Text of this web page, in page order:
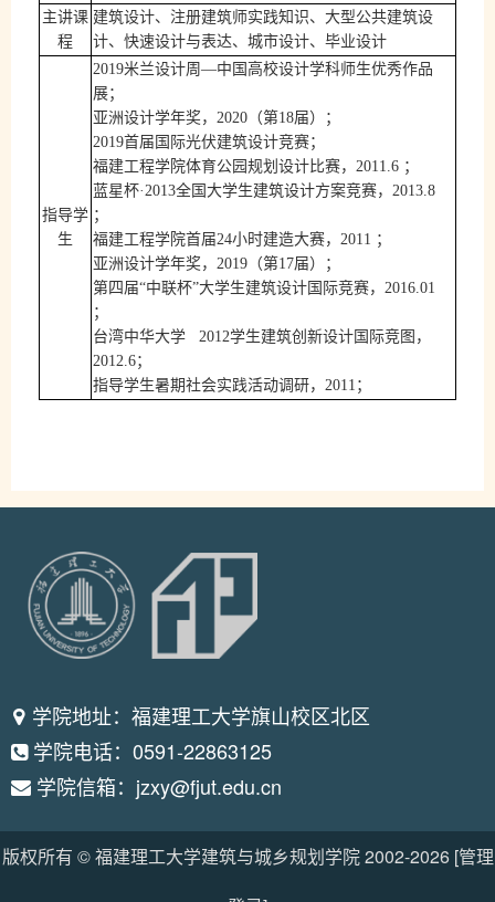
主讲课
程
建筑设计、注册建筑师实践知识、大型公共建筑设
计、快速设计与表达、城市设计、毕业设计
指导学
生
2019米兰设计周—中国高校设计学科师生优秀作品
展；
亚洲设计学年奖， 2020 （第18届）；
2019首届国际光伏建筑设计竞赛；
福建工程学院体育公园规划设计比赛， 2011.6 ；
蓝星杯·2013全国大学生建筑设计方案竞赛， 2013.8
；
福建工程学院首届24小时建造大赛， 2011 ；
亚洲设计学年奖， 2019 （第17届）；
第四届“中联杯”大学生建筑设计国际竞赛， 2016.01
；
台湾中华大学 2012学生建筑创新设计国际竞图，
2012.6；
指导学生暑期社会实践活动调研， 2011 ；
学院地址：福建理工大学旗山校区北区
学院电话：0591-22863125
学院信箱：jzxy@fjut.edu.cn
版权所有 © 福建理工大学建筑与城乡规划学院 2002-2026 [管理